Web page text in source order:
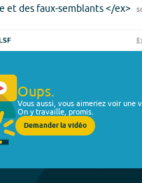
et des faux-semblants </ex>
Il
Oups.
Vous aussi, vous aimeriez voir une
On y travaille, promis.
Demander la vidéo